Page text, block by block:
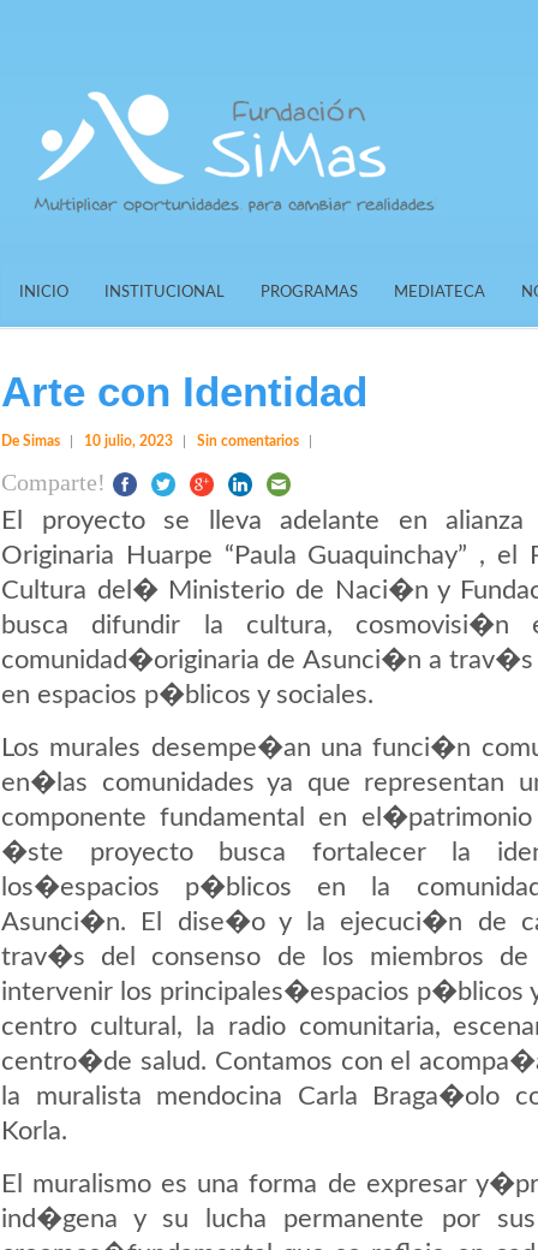
INICIO INSTITUCIONAL PROGRAMAS MEDIATECA
Arte con Identidad
De Simas 10 julio, 2023 Sin comentarios
Comparte!
El proyecto se lleva adelante en alianza
Originaria Huarpe “Paula Guaquinchay” , el
Cultura del� Ministerio de Naci�n y
busca difundir la cultura,
comunidad�originaria de Asunci�n a trav�s
en espacios p�blicos y sociales.
Los murales desempe�an una funci�n
en�las comunidades ya que representan
componente fundamental en
�ste proyecto busca fortalecer la
los�espacios p�blicos en la
Asunci�n. El dise�o y la ejecuci�n de
trav�s del consenso de los miembros de
intervenir los principales�espacios p�blicos
centro cultural, la radio comunitaria,
centro�de salud. Contamos con el
la muralista mendocina Carla Braga�olo
Korla.
El muralismo es una forma de expresar
ind�gena y su lucha permanente por